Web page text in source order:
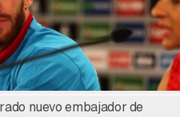
nuevo embajador de